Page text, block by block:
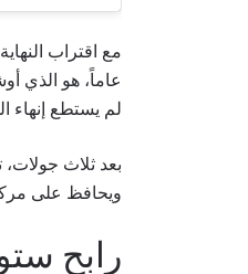
عاماً، هو الذي
لم يستطع إنهاء
بعد ثلاث
ويحافظ على
رابح